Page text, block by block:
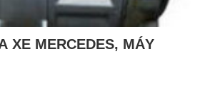
XE MERCEDES, MÁY